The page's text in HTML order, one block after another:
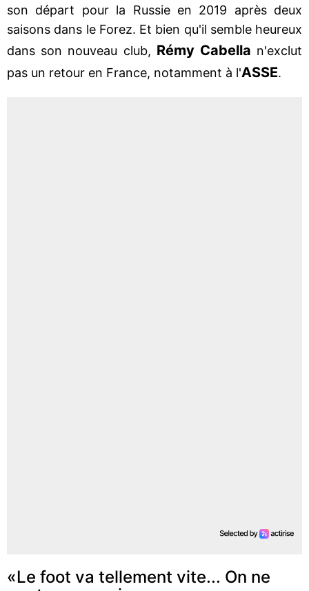
son départ pour la Russie en 2019 après deux
saisons dans le Forez. Et bien qu'il semble heureux
dans son nouveau club, Rémy Cabella n'exclut
pas un retour en France, notamment à l'ASSE.
«Le foot va tellement vite... On ne